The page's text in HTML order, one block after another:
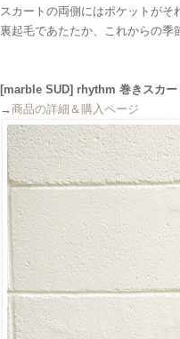
スカートの両側にはポケットがそ
裏起毛であたたか、これからの季
[marble SUD] rhythm 巻きスカー
→商品の詳細＆購入ページ